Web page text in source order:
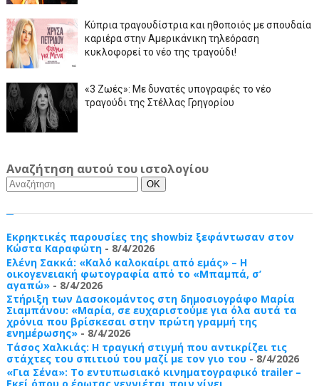
Κύπρια τραγουδίστρια και ηθοποιός με σπουδαία
καριέρα στην Αμερικάνικη τηλεόραση
κυκλοφορεί το νέο της τραγούδι!
«3 Ζωές»: Με δυνατές υπογραφές το νέο
τραγούδι της Στέλλας Γρηγορίου
Αναζήτηση αυτού του ιστολογίου
Εκρηκτικές παρουσίες της showbiz ξεφάντωσαν στον
Κώστα Καραφώτη- 8/4/2026
Ελένη Σακκά: «Καλό καλοκαίρι από εμάς» – Η
οικογενειακή φωτογραφία από το «Μπαμπά, σ’
αγαπώ»- 8/4/2026
Στήριξη των Δασοκομάντος στη δημοσιογράφο Μαρία
Σιαμπάνου: «Μαρία, σε ευχαριστούμε για όλα αυτά τα
χρόνια που βρίσκεσαι στην πρώτη γραμμή της
ενημέρωσης»- 8/4/2026
Τάσος Χαλκιάς: Η τραγική στιγμή που αντικρίζει τις
στάχτες του σπιτιού του μαζί με τον γιο του- 8/4/2026
«Για Σένα»: Το εντυπωσιακό κινηματογραφικό trailer –